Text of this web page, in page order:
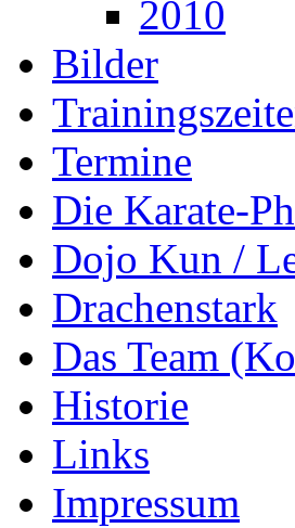
2010
Bilder
Termine
Die Karate-
Dojo Kun /
Drachenstark
Das Team
Historie
Links
Impressum